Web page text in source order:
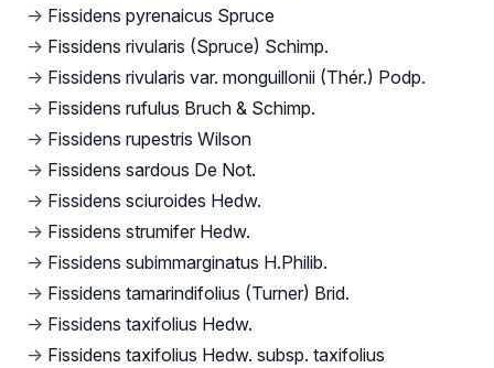
→ Fissidens pyrenaicus Spruce
→ Fissidens rivularis (Spruce) Schimp.
→ Fissidens rivularis var. monguillonii (Thér.) Podp.
→ Fissidens rufulus Bruch & Schimp.
→ Fissidens rupestris Wilson
→ Fissidens sardous De Not.
→ Fissidens sciuroides Hedw.
→ Fissidens strumifer Hedw.
→ Fissidens subimmarginatus H.Philib.
→ Fissidens tamarindifolius (Turner) Brid.
→ Fissidens taxifolius Hedw.
→ Fissidens taxifolius Hedw. subsp. taxifolius